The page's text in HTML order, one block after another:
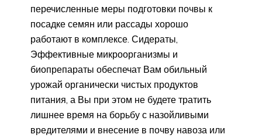
перечисленные меры подготовки почвы к
посадке семян или рассады хорошо
работают в комплексе. Сидераты,
Эффективные микроорганизмы и
биопрепараты обеспечат Вам обильный
урожай органически чистых продуктов
питания, а Вы при этом не будете тратить
лишнее время на борьбу с назойливыми
вредителями и внесение в почву навоза или